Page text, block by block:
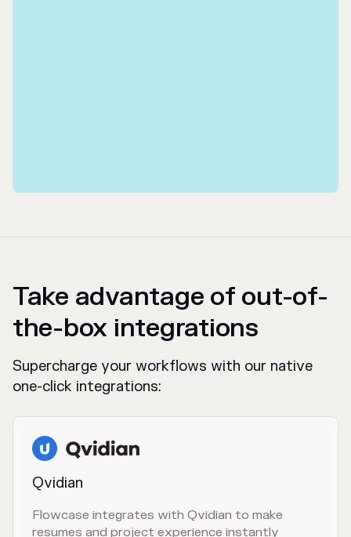
Take advantage of out-of-
the-box integrations
Supercharge your workflows with our native
one-click integrations:
Qvidian
Flowcase integrates with Qvidian to make
resumes and project experience instantly